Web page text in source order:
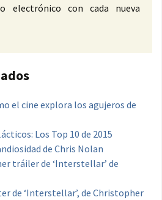
electrónico con cada nueva
el cine explora los agujeros de
Los Top 10 de 2015
de Chris Nolan
tráiler de ‘Interstellar’ de
de ‘Interstellar’, de Christopher